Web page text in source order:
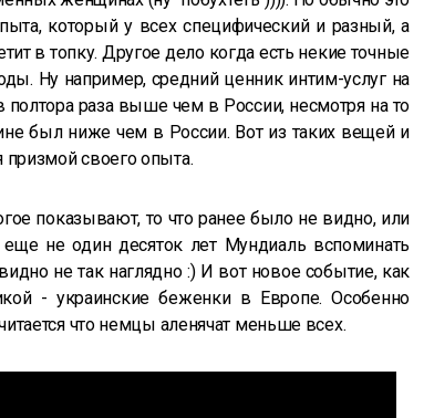
который у всех специфический и разный, а
в топку. Другое дело когда есть некие точные
Ну например, средний ценник интим-услуг на
раза выше чем в России, несмотря на то
был ниже чем в России. Вот из таких вещей и
своего опыта.
показывают, то что ранее было не видно, или
не один десяток лет Мундиаль вспоминать
не так наглядно :) И вот новое событие, как
- украинские беженки в Европе. Особенно
что немцы аленячат меньше всех.